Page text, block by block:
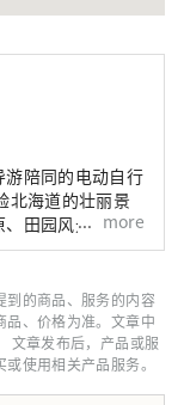
陪同的电动自行
田园风光以及已
这趟骑行之旅定
还有可以欣赏丘
带广市为中心，
行程咨询。 [由
more
到的商品、服务的内容
品、价格为准。文章中
文章发布后，产品或服
使用相关产品服务。